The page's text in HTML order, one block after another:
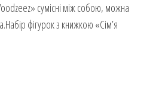
сумісні між собою, можна
фігурок з книжкою «Сім’я